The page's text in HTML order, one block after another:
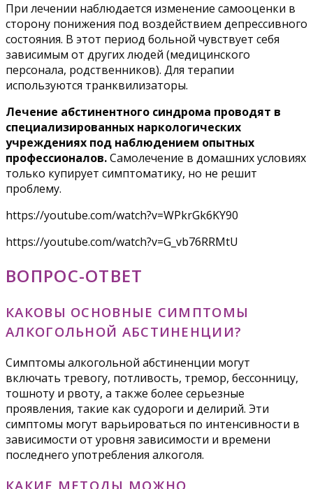
При лечении наблюдается изменение самооценки в
сторону понижения под воздействием депрессивного
состояния. В этот период больной чувствует себя
зависимым от других людей (медицинского
персонала, родственников). Для терапии
используются транквилизаторы.
Лечение абстинентного синдрома проводят в
специализированных наркологических
учреждениях под наблюдением опытных
профессионалов.Самолечение в домашних условиях
только купирует симптоматику, но не решит
проблему.
https://youtube.com/watch?v=WPkrGk6KY90
https://youtube.com/watch?v=G_vb76RRMtU
ВОПРОС-ОТВЕТ
КАКОВЫ ОСНОВНЫЕ СИМПТОМЫ
АЛКОГОЛЬНОЙ АБСТИНЕНЦИИ?
Симптомы алкогольной абстиненции могут
включать тревогу, потливость, тремор, бессонницу,
тошноту и рвоту, а также более серьезные
проявления, такие как судороги и делирий. Эти
симптомы могут варьироваться по интенсивности в
зависимости от уровня зависимости и времени
последнего употребления алкоголя.
КАКИЕ МЕТОДЫ МОЖНО